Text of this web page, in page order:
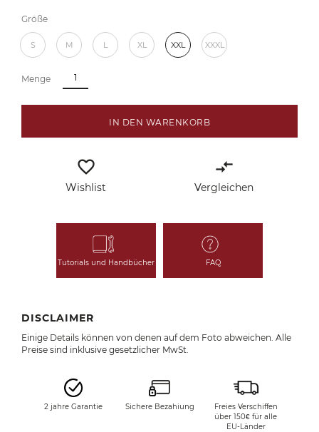
Größe
S M L XL XXL XXXL
Menge
IN DEN WARENKORB
favorite_border
Wishlist
compare_arrows
Vergleichen
Tutorials und Handbücher FAQ
DISCLAIMER
Einige Details können von denen auf dem Foto abweichen. Alle
Preise sind inklusive gesetzlicher MwSt.
2 jahre Garantie Sichere Bezahiung
Freies Verschiffen
über 150€ für alle
EU-Länder